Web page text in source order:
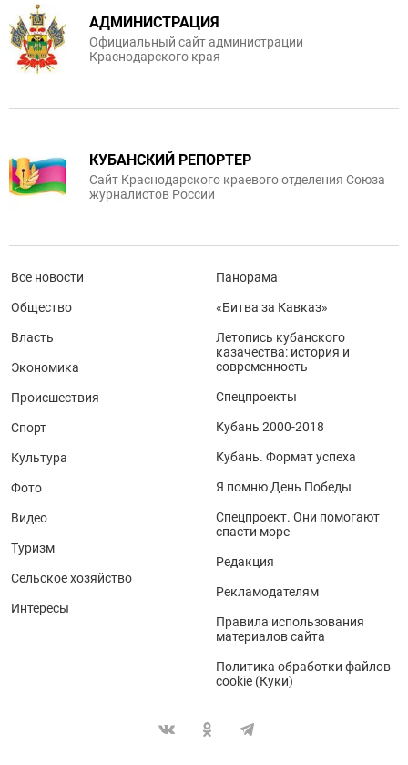
АДМИНИСТРАЦИЯ
Официальный сайт администрации
Краснодарского края
КУБАНСКИЙ РЕПОРТЕР
Сайт Краснодарского краевого отделения Союза
журналистов России
Все новости
Общество
Власть
Экономика
Происшествия
Спорт
Культура
Фото
Видео
Туризм
Сельское хозяйство
Интересы
Панорама
«Битва за Кавказ»
Летопись кубанского
казачества: история и
современность
Спецпроекты
Кубань 2000-2018
Кубань. Формат успеха
Я помню День Победы
Спецпроект. Они помогают
спасти море
Редакция
Рекламодателям
Правила использования
материалов сайта
Политика обработки файлов
cookie (Куки)